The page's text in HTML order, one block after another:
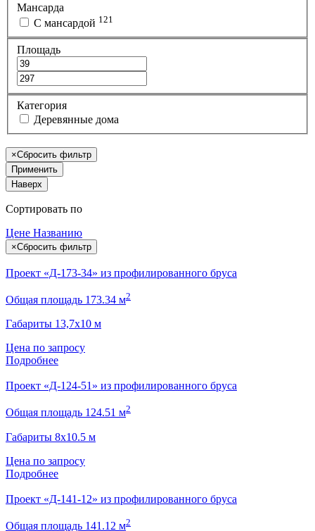
Мансарда
С мансардой 121
Площадь
Категория
Деревянные дома
×Сбросить фильтр
Применить
Наверх
Сортировать по
Цене Названию
×Сбросить фильтр
Проект «Д-173-34» из профилированного бруса
Общая площадь 173.34 м2
Габариты 13,7х10 м
Цена по запросу
Подробнее
Проект «Д-124-51» из профилированного бруса
Общая площадь 124.51 м2
Габариты 8х10.5 м
Цена по запросу
Подробнее
Проект «Д-141-12» из профилированного бруса
Общая площадь 141.12 м2